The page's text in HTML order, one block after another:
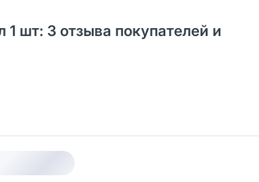
шт: 3 отзыва покупателей и